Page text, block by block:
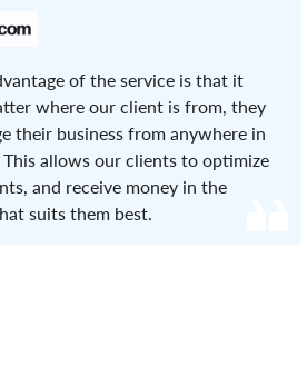
of the service is that it
where our client is from, they
their business from anywhere in
allows our clients to optimize
and receive money in the
suits them best.